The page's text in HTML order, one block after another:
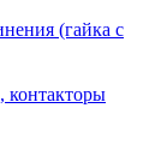
(гайка с
контакторы